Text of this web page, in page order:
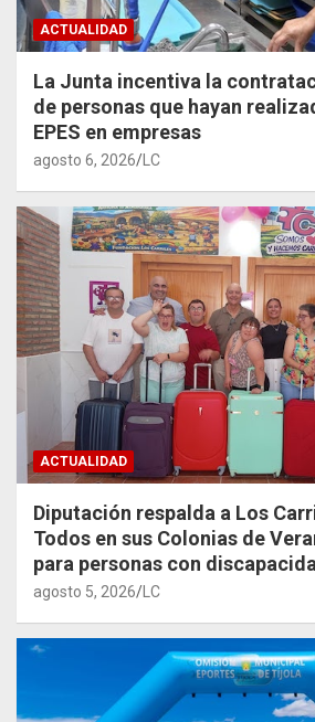
ACTUALIDAD
La Junta incentiva la
de personas que hayan
EPES en empresas
agosto 6, 2026 LC
ACTUALIDAD
Diputación respalda a Los
Todos en sus Colonias de
para personas con
agosto 5, 2026 LC